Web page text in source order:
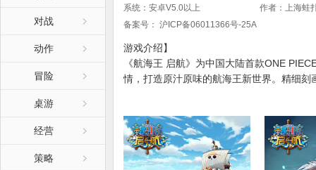
对战
动作
冒险
桌游
经营
策略
系统： 安卓V5.0以上 作者： 上海蛙
备案号： 沪ICP备06011366号-25A
游戏介绍】
《航海王 启航》为中国大陆首款ONE
情，打造原汁原味的航海王新世界。精细
欢的海盗团船只，培养专属战队，偶遇敌
间战术的比拼，新世界已经开启，一起踏